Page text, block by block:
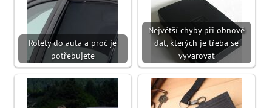
Rolety do auta a proč je
potřebujete
Největší chyby při obnově
dat, kterých je třeba se
vyvarovat